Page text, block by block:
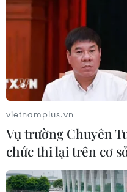
Khởi tố Giám đốc Sở
Công nghệ tỉnh Bắc
nhận hối lộ
04/08/2026 08:56
Chuyển tư duy ban
sang hỗ trợ người dân
pháp luật
04/08/2026 04:55
vietnamplus.vn
Vụ trường Chuyên
chức thi lại trên cơ